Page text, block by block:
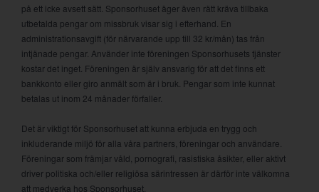
på ett icke avsett sätt. Sponsorhuset äger även rätt kräva tillbaka
utbetalda pengar om missbruk visar sig i efterhand. En
administrationsavgift (för närvarande upp till 32 kr/mån) tas från
intjänade pengar. Använder inte föreningen Sponsorhusets tjänster
kostar det inget. Föreningen är själv ansvarig för att det finns ett
bankkonto eller giro anmält som är i bruk. Pengar som inte kunnat
betalas ut inom 24 månader förfaller.
Det är viktigt för Sponsorhuset att kunna erbjuda en trygg och
inkluderande miljö för alla våra partners, föreningar och användare.
Föreningar som främjar våld, pornografi, rasistiska åsikter, eller aktivt
driver politiska och/eller religiösa särintressen är därför inte välkomna
att medverka hos Sponsorhuset.